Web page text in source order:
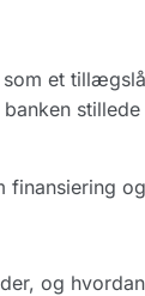
et
finansiering
og